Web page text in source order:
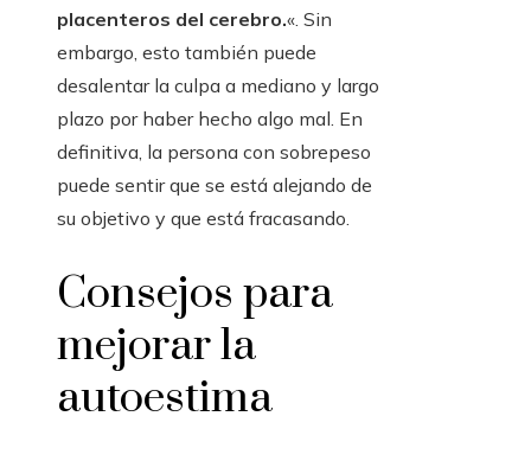
placenteros del cerebro.«. Sin
embargo, esto también puede
desalentar la culpa a mediano y largo
plazo por haber hecho algo mal. En
definitiva, la persona con sobrepeso
puede sentir que se está alejando de
su objetivo y que está fracasando.
Consejos para
mejorar la
autoestima